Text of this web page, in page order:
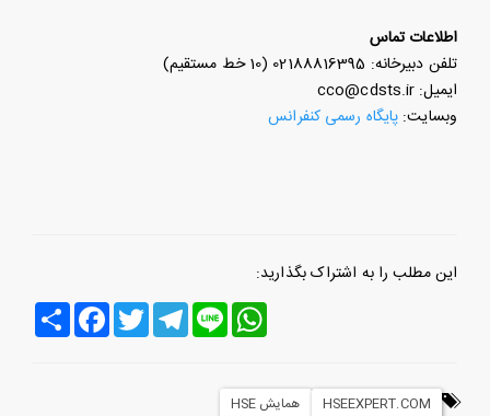
اطلاعات تماس
تلفن دبیرخانه: 02188816395 (10 خط مستقیم)
ایمیل: cco@cdsts.ir
وبسایت:پایگاه رسمی کنفرانس
این مطلب را به اشتراک بگذارید:
اشتراک
FacebookTwitter
Telegram Line
WhatsApp
HSEEXPERT.COM
همایش HSE